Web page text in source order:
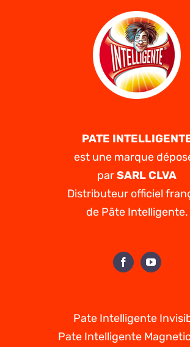
PATE
est une marque
parSARL CLVA
Distributeur officiel
de Pâte Intelligente.
Pate Intelligente
Pate Intelligente